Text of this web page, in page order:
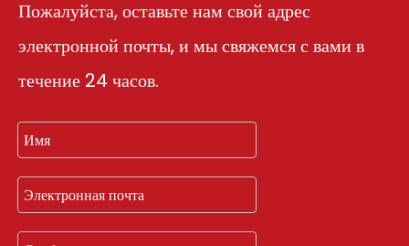
Пожалуйста, оставьте нам свой адрес
электронной почты, и мы свяжемся с вами в
течение 24 часов.